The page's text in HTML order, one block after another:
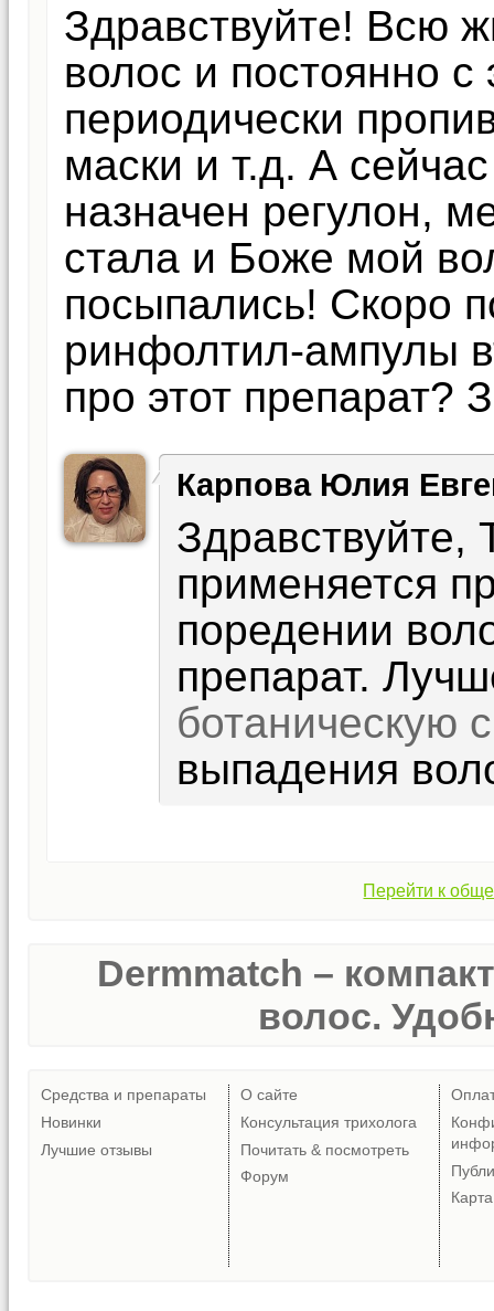
Здравствуйте! Всю
волос и постоянно
периодически
маски и т.д. А
назначен регулон,
стала и Боже мой
посыпались! Скоро
ринфолтил-ампулы
про этот препарат?
Карпова Юлия
Здравствуйте,
применяется
поредении
препарат.
ботаническую
выпадения
Перейти к
Dermmatch –
волос.
Средства и препараты
Новинки
Лучшие отзывы
О сайте
Консультация трихолога
Почитать & посмотреть
Форум